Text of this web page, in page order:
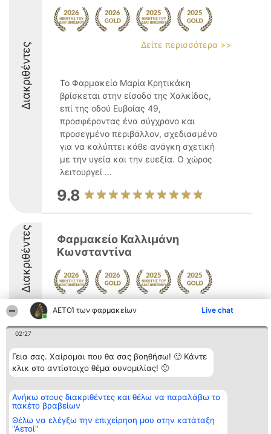
ΑΕΤΟΊ των φαρμακείων Live chat
02:27
Γεια σας. Χαίρομαι που θα σας βοηθήσω! 🙂 Κάντε
κλικ στο αντίστοιχο θέμα συνομιλίας! 🙂
Ανήκω στους διακριθέντες και θέλω να παραλάβω το
πακέτο βραβείων
Θέλω να ελέγξω την επιχείρηση μου στην κατάταξη
"Αετοί"
Διακριθέντες Δείτε περισσότερα >>
Το Φαρμακείο Μαρία Κρητικάκη
βρίσκεται στην είσοδο της Χαλκίδας,
επί της οδού Ευβοίας 49,
προσφέροντας ένα σύγχρονο και
προσεγμένο περιβάλλον, σχεδιασμένο
για να καλύπτει κάθε ανάγκη σχετική
με την υγεία και την ευεξία. Ο χώρος
λειτουργεί ...
9.8
Διακριθέντες
Φαρμακείο Καλλιμάνη
Κωνσταντίνα
9.5
Διοργανωτής της
κατάταξης
BEAUTIFUL COMPANY
ΤΗΛ. ΕΠΙΚΟΙΝΩΝΙΑΣ:
2104128019
email:
aetoi@beautifulcompany.co
Κατάταξη
Διακριθέντες
Λίστα όλων
διακριθέντων
Μεθοδολογία
προϋποθέσεις
ΠΟΛΙΤΙΚΗ
Επικοινωνία